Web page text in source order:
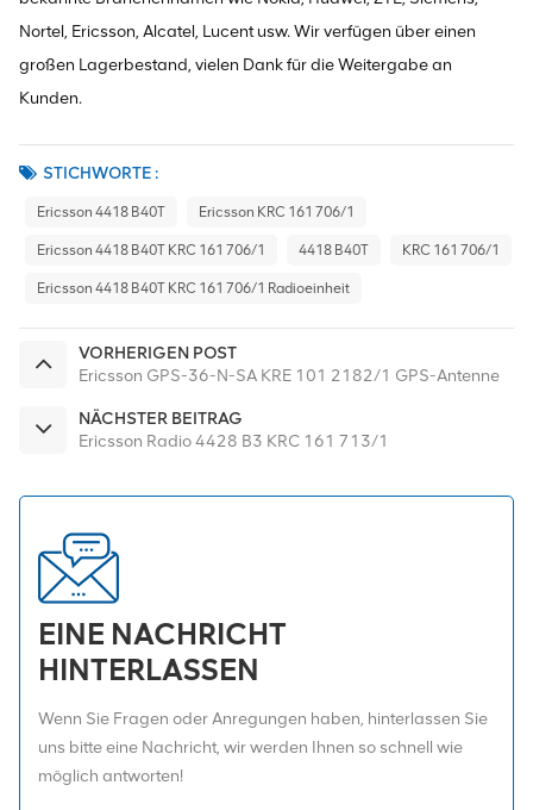
Nortel, Ericsson, Alcatel, Lucent usw. Wir verfügen über einen
großen Lagerbestand, vielen Dank für die Weitergabe an
Kunden.
STICHWORTE :
Ericsson 4418 B40T Ericsson KRC 161 706/1
Ericsson 4418 B40T KRC 161 706/1 4418 B40T KRC 161 706/1
Ericsson 4418 B40T KRC 161 706/1 Radioeinheit
VORHERIGEN POST
Ericsson GPS-36-N-SA KRE 101 2182/1 GPS-Antenne
NÄCHSTER BEITRAG
Ericsson Radio 4428 B3 KRC 161 713/1
EINE NACHRICHT
HINTERLASSEN
Wenn Sie Fragen oder Anregungen haben, hinterlassen Sie
uns bitte eine Nachricht, wir werden Ihnen so schnell wie
möglich antworten!